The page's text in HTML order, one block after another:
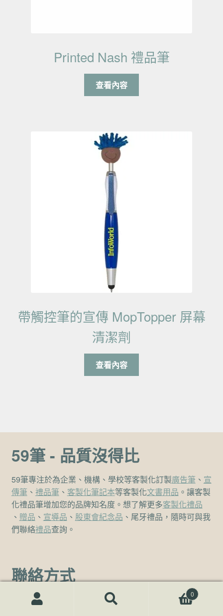
Printed Nash 禮品筆
查看內容
帶觸控筆的宣傳 MopTopper 屏幕
清潔劑
查看內容
59筆 - 品質沒得比
59筆專注於為企業、機構、學校等客製化訂製廣告筆、 宣
傳筆、 禮品筆、 客製化筆記本等客製化文書用品 。讓客製
化禮品筆增加您的品牌知名度。想了解更多客製化禮品
、 贈品 、 宣導品 、 股東會紀念品 、尾牙禮品，隨時可與我
們聯絡禮品查詢。
聯絡方式
客服熱線
搜尋關鍵字:
0